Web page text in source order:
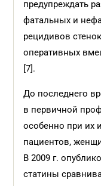
предупреждать
фатальных и
рецидивов
оперативных
[7].
До последнего
в первичной
особенно при их
пациентов,
В 2009 г.
статины